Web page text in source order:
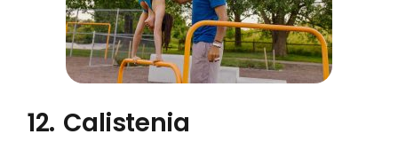
12. Calistenia